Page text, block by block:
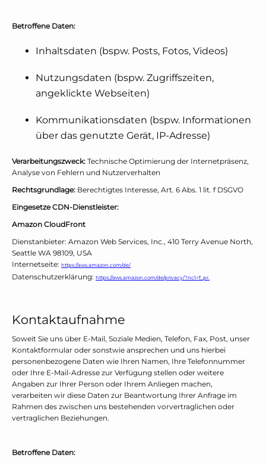
Betroffene Daten:
Inhaltsdaten (bspw. Posts, Fotos, Videos)
Nutzungsdaten (bspw. Zugriffszeiten,
angeklickte Webseiten)
Kommunikationsdaten (bspw. Informationen
über das genutzte Gerät, IP-Adresse)
Verarbeitungszweck: Technische Optimierung der Internetpräsenz,
Analyse von Fehlern und Nutzerverhalten
Rechtsgrundlage: Berechtigtes Interesse, Art. 6 Abs. 1 lit. f DSGVO
Eingesetze CDN-Dienstleister:
Amazon CloudFront
Dienstanbieter: Amazon Web Services, Inc., 410 Terry Avenue North,
Seattle WA 98109, USA
Internetseite: https://aws.amazon.com/de/
Datenschutzerklärung: https://aws.amazon.com/de/privacy/?nc1=f_pr.
Kontaktaufnahme
Soweit Sie uns über E-Mail, Soziale Medien, Telefon, Fax, Post, unser
Kontaktformular oder sonstwie ansprechen und uns hierbei
personenbezogene Daten wie Ihren Namen, Ihre Telefonnummer
oder Ihre E-Mail-Adresse zur Verfügung stellen oder weitere
Angaben zur Ihrer Person oder Ihrem Anliegen machen,
verarbeiten wir diese Daten zur Beantwortung Ihrer Anfrage im
Rahmen des zwischen uns bestehenden vorvertraglichen oder
vertraglichen Beziehungen.
Betroffene Daten: